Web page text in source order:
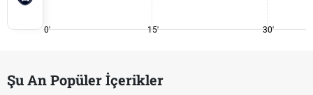
0' 15' 30'
Şu An Popüler İçerikler